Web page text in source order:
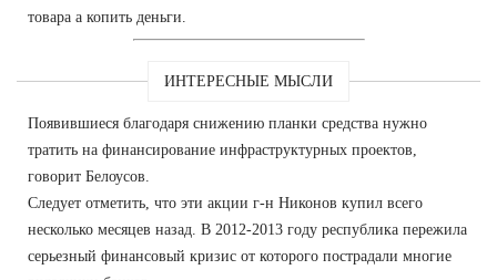
товара а копить деньги.
ИНТЕРЕСНЫЕ МЫСЛИ
Появившиеся благодаря снижению планки средства нужно
тратить на финансирование инфраструктурных проектов,
говорит Белоусов.
Следует отметить, что эти акции г-н Никонов купил всего
несколько месяцев назад. В 2012-2013 году республика пережила
серьезный финансовый кризис от которого пострадали многие